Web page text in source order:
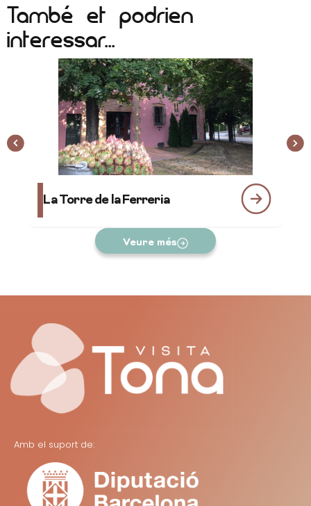
També et podrien
interessar...
La Torre de la Ferreria
Veure més
Amb el suport de: